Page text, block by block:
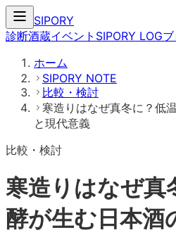
SIPORY
診断酒蔵イベント SIPORY LOG
ホーム
SIPORY NOTE
比較・検討
寒造りはなぜ真冬に？低
と現代意義
比較・検討
寒造りはなぜ真
酵が生む日本酒